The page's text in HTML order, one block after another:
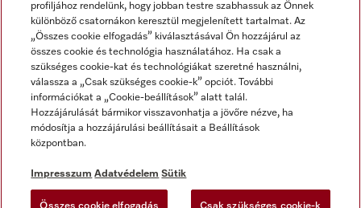
Impresszum
ÁSZF
Adatvédelem
Felhasználási feltételek
Akadálymentességi Nyilatkozat
Digitális Szolgáltatásokról szóló törvény
profiljához rendelünk, hogy jobban testre szabhassuk az Önnek
különböző csatornákon keresztül megjelenített tartalmat. Az
„Összes cookie elfogadás” kiválasztásával Ön hozzájárul az
összes cookie és technológia használatához. Ha csak a
szükséges cookie-kat és technológiákat szeretné használni,
válassza a „Csak szükséges cookie-k” opciót. További
információkat a „Cookie-beállítások” alatt talál.
Hozzájárulását bármikor visszavonhatja a jövőre nézve, ha
módosítja a hozzájárulási beállításait a Beállítások
központban.
Impresszum Adatvédelem Sütik